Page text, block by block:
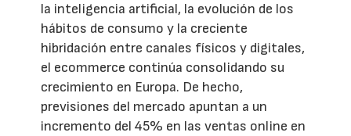
la inteligencia artificial, la evolución de los
hábitos de consumo y la creciente
hibridación entre canales físicos y digitales,
el ecommerce continúa consolidando su
crecimiento en Europa. De hecho,
previsiones del mercado apuntan a un
incremento del 45% en las ventas online en